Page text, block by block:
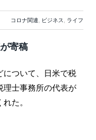
コロナ関連 ビジネス ライフ
寄稿
について、日米で税
理士事務所の代表が
た。